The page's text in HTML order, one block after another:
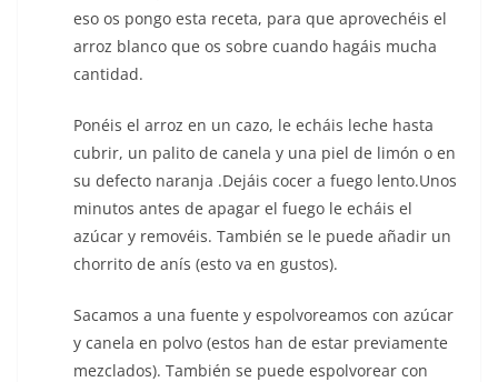
eso os pongo esta receta, para que aprovechéis el
arroz blanco que os sobre cuando hagáis mucha
cantidad.
Ponéis el arroz en un cazo, le echáis leche hasta
cubrir, un palito de canela y una piel de limón o en
su defecto naranja .Dejáis cocer a fuego lento.Unos
minutos antes de apagar el fuego le echáis el
azúcar y removéis. También se le puede añadir un
chorrito de anís (esto va en gustos).
Sacamos a una fuente y espolvoreamos con azúcar
y canela en polvo (estos han de estar previamente
mezclados). También se puede espolvorear con